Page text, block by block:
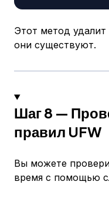
Этот метод
они существуют.
Шаг 8 —
правил UFW
Вы можете
время с помощью